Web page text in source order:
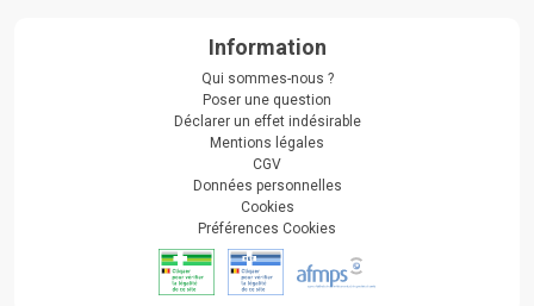
Information
Qui sommes-nous ?
Poser une question
Déclarer un effet indésirable
Mentions légales
CGV
Données personnelles
Cookies
Préférences Cookies